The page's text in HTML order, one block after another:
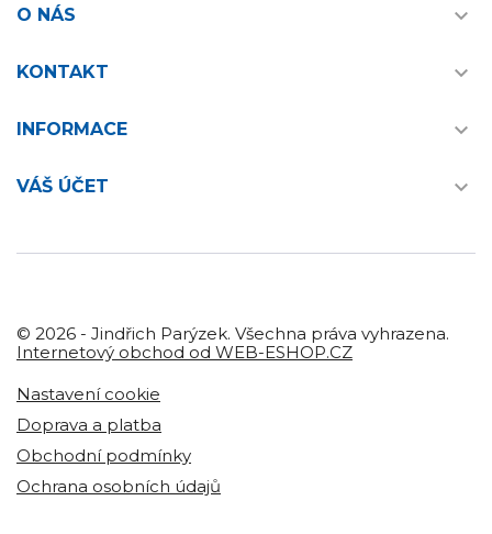
O NÁS 
KONTAKT 
INFORMACE 
VÁŠ ÚČET 
© 2026 - Jindřich Parýzek. Všechna práva vyhrazena.
Internetový obchod od WEB-ESHOP.CZ
Nastavení cookie
Doprava a platba
Obchodní podmínky
Ochrana osobních údajů